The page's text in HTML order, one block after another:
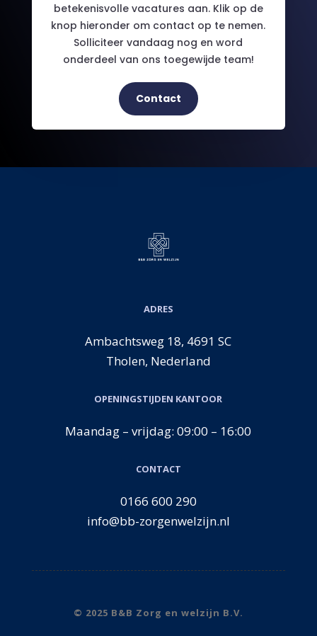
betekenisvolle vacatures aan. Klik op de
knop hieronder om contact op te nemen.
Solliciteer vandaag nog en word
onderdeel van ons toegewijde team!
Contact
ADRES
Ambachtsweg 18, 4691 SC
Tholen, Nederland
OPENINGSTIJDEN KANTOOR
Maandag – vrijdag: 09:00 – 16:00
CONTACT
0166 600 290
info@bb-zorgenwelzijn.nl
© 2025 B&B Zorg en welzijn B.V.